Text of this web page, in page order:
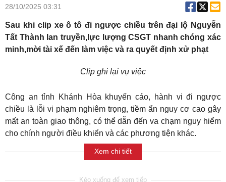
28/10/2025 03:31
Sau khi clip xe ô tô đi ngược chiều trên đại lộ Nguyễn
Tất Thành lan truyền,lực lượng CSGT nhanh chóng xác
minh,mời tài xế đến làm việc và ra quyết định xử phạt
Clip ghi lại vụ việc
Công an tỉnh Khánh Hòa khuyến cáo, hành vi đi ngược
chiều là lỗi vi phạm nghiêm trọng, tiềm ẩn nguy cơ cao gây
mất an toàn giao thông, có thể dẫn đến va chạm nguy hiểm
cho chính người điều khiển và các phương tiện khác.
Xem chi tiết